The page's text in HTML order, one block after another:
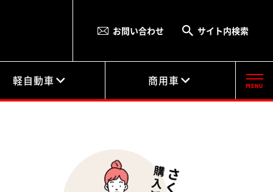
お問い合わせ サイト内検索
軽自動車 商用車